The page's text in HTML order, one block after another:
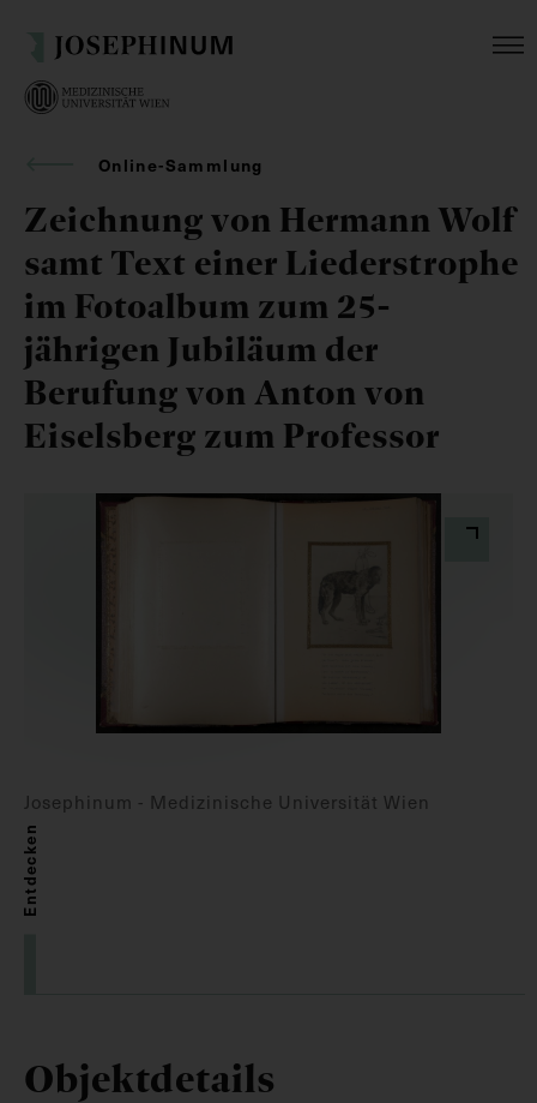
Online-Sammlung
Zeichnung von Hermann Wolf
samt Text einer Liederstrophe
im Fotoalbum zum 25-
jährigen Jubiläum der
Berufung von Anton von
Eiselsberg zum Professor
Josephinum - Medizinische Universität Wien
Entdecken
Objektdetails